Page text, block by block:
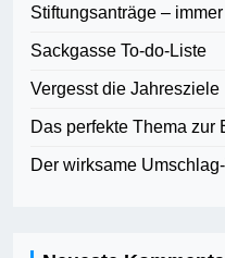
Stiftungsanträge –
Sackgasse To-do-Liste
Vergesst die Jahresziele
Das perfekte Thema zur
Der wirksame